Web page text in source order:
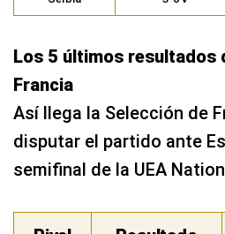
disputar el partido ante
Rival Resultado
Croacia 2-0 V
Croacia 2-0 D
Italia 3-1 V